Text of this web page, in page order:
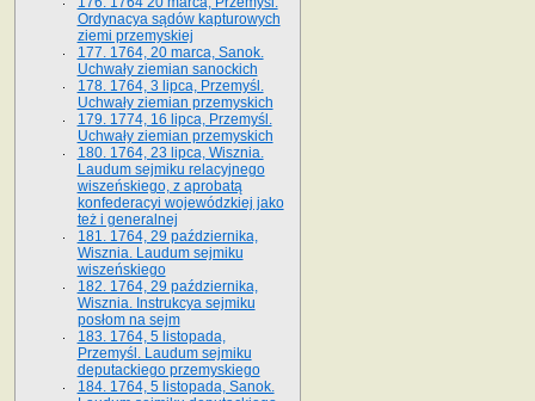
Ordynacya sądów kapturowych
ziemi przemyskiej
177. 1764, 20 marca, Sanok.
Uchwały ziemian sanockich
178. 1764, 3 lipca, Przemyśl.
Uchwały ziemian przemyskich
179. 1774, 16 lipca, Przemyśl.
Uchwały ziemian przemyskich
180. 1764, 23 lipca, Wisznia.
Laudum sejmiku relacyjnego
wiszeńskiego, z aprobatą
konfederacyi wojewódzkiej jako
też i generalnej
181. 1764, 29 października,
Wisznia. Laudum sejmiku
wiszeńskiego
182. 1764, 29 października,
Wisznia. Instrukcya sejmiku
posłom na sejm
183. 1764, 5 listopada,
Przemyśl. Laudum sejmiku
deputackiego przemyskiego
184. 1764, 5 listopada, Sanok.